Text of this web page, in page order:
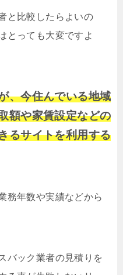
と比較したらよいの
とっても大変ですよ
、今住んでいる地域
額や家賃設定などの
るサイトを利用する
務年数や実績などから
バック業者の見積りを